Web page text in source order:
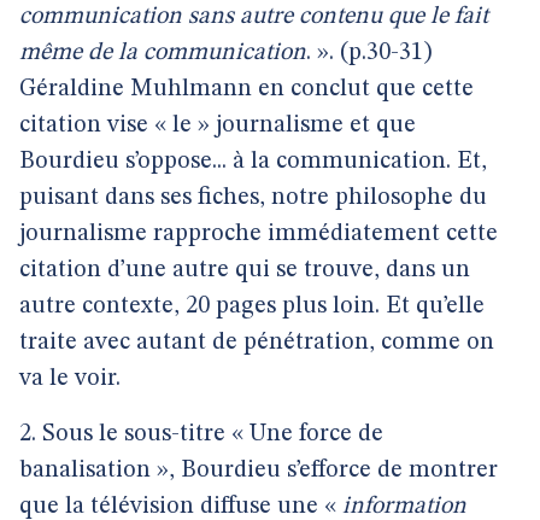
communication sans autre contenu que le fait
même de la communication. ». (p.30-31)
Géraldine Muhlmann en conclut que cette
citation vise « le » journalisme et que
Bourdieu s’oppose... à la communication. Et,
puisant dans ses fiches, notre philosophe du
journalisme rapproche immédiatement cette
citation d’une autre qui se trouve, dans un
autre contexte, 20 pages plus loin. Et qu’elle
traite avec autant de pénétration, comme on
va le voir.
2. Sous le sous-titre « Une force de
banalisation », Bourdieu s’efforce de montrer
que la télévision diffuse une « information